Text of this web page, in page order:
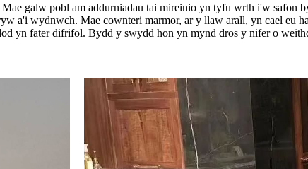
galw pobl am addurniadau tai mireinio yn tyfu wrth i'w safon
a'i wydnwch. Mae cownteri marmor, ar y llaw arall, yn cael eu
yn fater difrifol. Bydd y swydd hon yn mynd dros y nifer o